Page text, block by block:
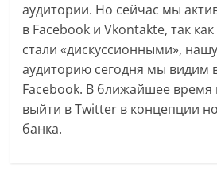
аудитории. Но сейчас мы
в Facebook и Vkontakte, так
стали «дискуссионными»,
аудиторию сегодня мы видим
Facebook. В ближайшее
выйти в Twitter в концепции
банка.